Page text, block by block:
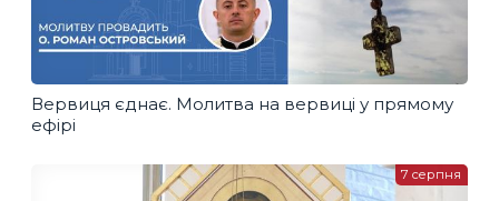
Вервиця єднає. Молитва на вервиці у прямому
ефірі
7 серпня